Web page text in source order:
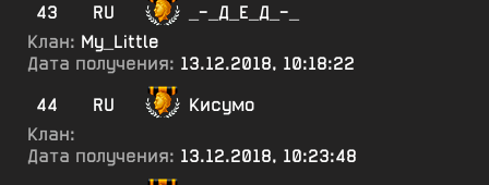
43
RU
_-_Д_Е_Д_-_
Клан: My_Little
Дата получения: 13.12.2018, 10:18:22
44
RU
Кисумо
Клан:
Дата получения: 13.12.2018, 10:23:48